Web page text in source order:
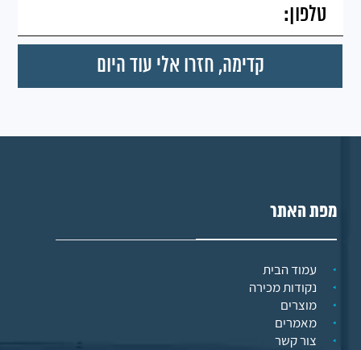
מפת האתר
עמוד הבית
נקודות מכירה
מוצרים
מאמרים
צור קשר